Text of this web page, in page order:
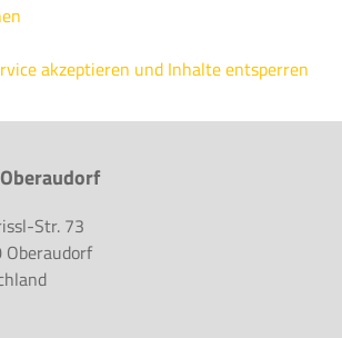
akzeptieren und Inhalte entsperren
Str. 73